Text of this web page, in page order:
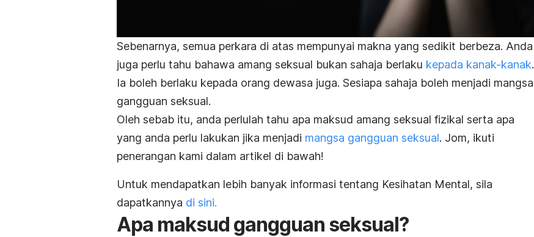
Sebenarnya, semua perkara di atas mempunyai makna yang sedikit berbeza. Anda
juga perlu tahu bahawa amang seksual bukan sahaja berlaku kepada kanak-kanak.
Ia boleh berlaku kepada orang dewasa juga. Sesiapa sahaja boleh menjadi mangsa
gangguan seksual.
Oleh sebab itu, anda perlulah tahu apa maksud amang seksual fizikal serta apa
yang anda perlu lakukan jika menjadi mangsa gangguan seksual. Jom, ikuti
penerangan kami dalam artikel di bawah!
Untuk mendapatkan lebih banyak informasi tentang Kesihatan Mental, sila
dapatkannya di sini.
Apa maksud gangguan seksual?